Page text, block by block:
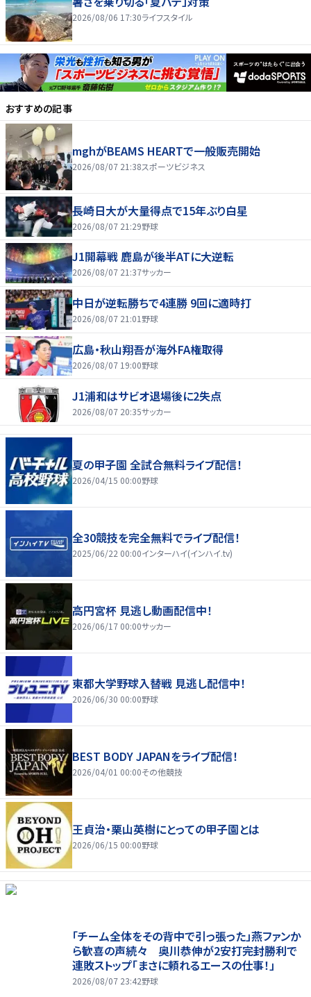
2026/08/06 17:30ライフスタイル
おすすめの記事
mghがBEAMS HEARTで一般販売開始
2026/08/07 21:38スポーツビジネス
長崎日大が大量得点で15年ぶり白星
2026/08/07 21:29野球
J1開幕戦 鹿島が後半ATに大逆転
2026/08/07 21:37サッカー
中日が逆転勝ちで4連勝 9回に適時打
2026/08/07 21:01 野球
広島・秋山翔吾が海外FA権取得
2026/08/07 19:00野球
J1浦和はサビオ退場後に2失点
2026/08/07 20:35サッカー
夏の甲子園 全試合無料ライブ配信！
2026/04/15 00:00野球
全30競技を完全無料でライブ配信！
2025/06/22 00:00インターハイ(インハイ.tv)
高円宮杯 見逃し動画配信中！
2026/06/17 00:00サッカー
東都大学野球入替戦 見逃し配信中！
2026/06/30 00:00野球
BEST BODY JAPANをライブ配信！
2026/04/01 00:00その他競技
王貞治・栗山英樹にとっての甲子園とは
2026/06/15 00:00野球
「チーム全体をその背中で引っ張った」燕ファンか
ら歓喜の声続々 奥川恭伸が2安打完封勝利で
連敗ストップ「まさに頼れるエースの仕事！」
2026/08/07 23:42野球